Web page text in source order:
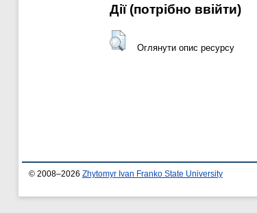
Дії ​​(потрібно ввійти)
Оглянути опис ресурсу
© 2008–2026 Zhytomyr Ivan Franko State University